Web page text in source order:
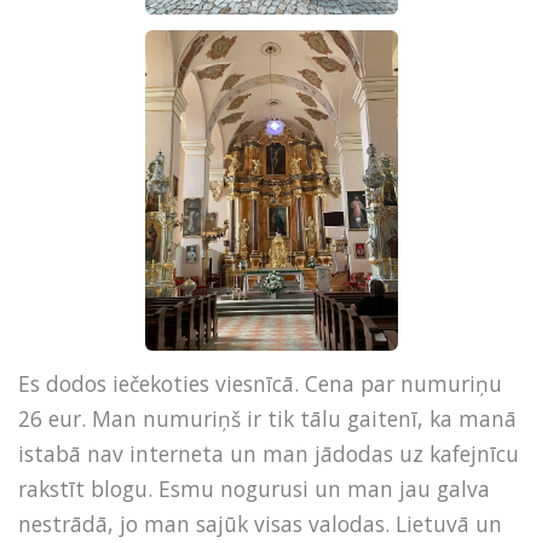
Es dodos iečekoties viesnīcā. Cena par numuriņu
26 eur. Man numuriņš ir tik tālu gaitenī, ka manā
istabā nav interneta un man jādodas uz kafejnīcu
rakstīt blogu. Esmu nogurusi un man jau galva
nestrādā, jo man sajūk visas valodas. Lietuvā un